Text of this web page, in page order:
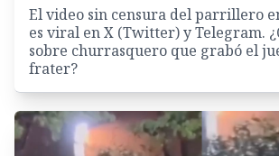
El video sin censura del parrillero
es viral en X (Twitter) y Telegram.
sobre churrasquero que grabó el
frater?